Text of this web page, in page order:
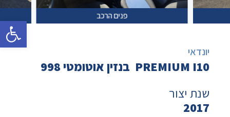
פתח
יונדאי
PREMIUM I10 בנזין אוטומטי 998
שנת יצור
2017
פנים הרכב